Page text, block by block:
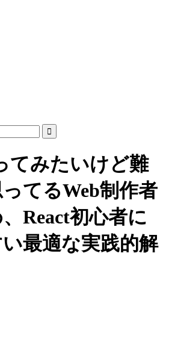
てみたいけど難
てるWeb制作者
React初心者に
最適な実践的解